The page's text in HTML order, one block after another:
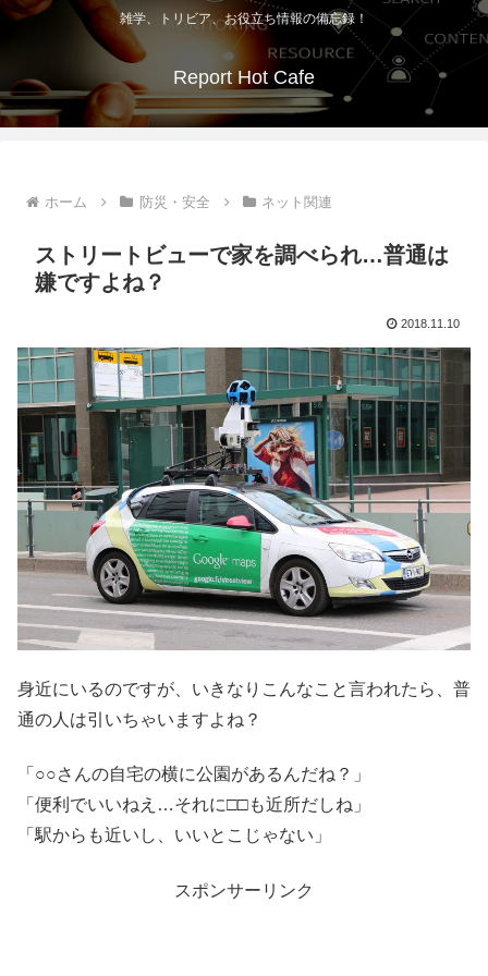
雑学、トリビア、お役立ち情報の備忘録！
Report Hot Cafe
ホーム 防災・安全 ネット関連
ストリートビューで家を調べられ…普通は
嫌ですよね？
2018.11.10
身近にいるのですが、いきなりこんなこと言われたら、普
通の人は引いちゃいますよね？
「○○さんの自宅の横に公園があるんだね？」
「便利でいいねえ…それに□□も近所だしね」
「駅からも近いし、いいとこじゃない」
スポンサーリンク